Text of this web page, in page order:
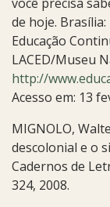
de hoje.
Educação
LACED/Museu
http://
Acesso em: 13
MIGNOLO,
descolonial e o
Cadernos de
324, 2008.